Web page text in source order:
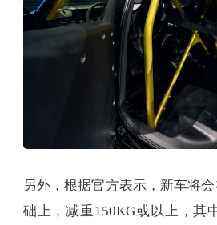
另外，根据官方表示，新车将
础上，减重150KG或以上，其